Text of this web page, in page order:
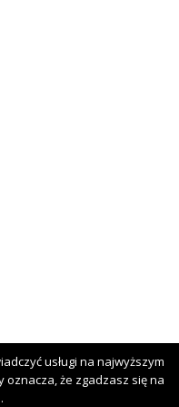
usługi na najwyższym
że zgadzasz się na